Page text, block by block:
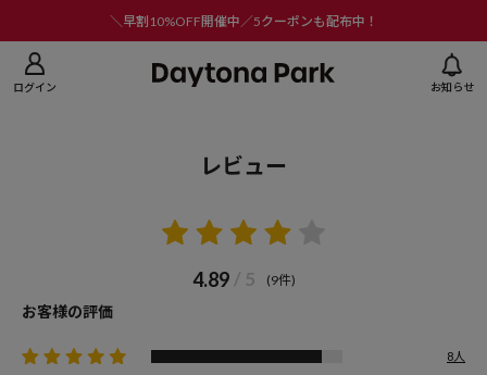
＼早割10%OFF開催中／5クーポンも配布中！
ログイン お知らせ
レビュー
4.89 / 5 (9件)
お客様の評価
8人